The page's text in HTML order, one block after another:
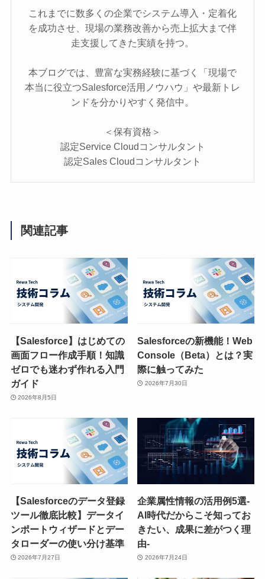
これまでに数多くの企業でシステム導入・定着化
を成功させ、現場の業務改善から売上拡大まで伴
走支援してきた実績を持つ。
本ブログでは、豊富な実務経験に基づく「現場で
本当に役立つSalesforce活用ノウハウ」や最新トレ
ンドを分かりやすく発信中。
＜保有資格＞
認定Service Cloudコンサルタント
認定Sales Cloudコンサルタント
関連記事
【Salesforce】はじめての
画面フロー作成手順！知識
ゼロでも迷わず作れる入門
ガイド
2026年8月5日
Salesforceの新機能！Web
Console（Beta）とは？実
際に触ってみた
2026年7月30日
【Salesforceのデータ登録
ツール徹底比較】データイ
ンポートウィザードとデー
タローダーの使い分け基準
2026年7月27日
企業属性情報の活用例5選-
AI時代だからこそ知ってお
きたい、成果に差がつく理
由-
2026年7月24日